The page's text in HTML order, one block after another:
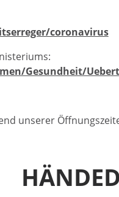
coronavirus
Gesundheit/
unserer